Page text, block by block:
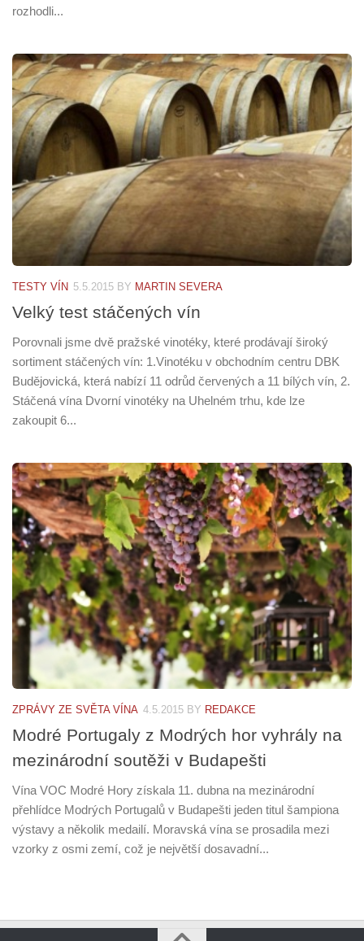
rozhodli...
TESTY VÍN 5.5.2015 BY MARTIN SEVERA
Velký test stáčených vín
Porovnali jsme dvě pražské vinotéky, které prodávají široký
sortiment stáčených vín: 1.Vinotéku v obchodním centru DBK
Budějovická, která nabízí 11 odrůd červených a 11 bílých vín, 2.
Stáčená vína Dvorní vinotéky na Uhelném trhu, kde lze
zakoupit 6...
ZPRÁVY ZE SVĚTA VÍNA 4.5.2015 BY REDAKCE
Modré Portugaly z Modrých hor vyhrály na
mezinárodní soutěži v Budapešti
Vína VOC Modré Hory získala 11. dubna na mezinárodní
přehlídce Modrých Portugalů v Budapešti jeden titul šampiona
výstavy a několik medailí. Moravská vína se prosadila mezi
vzorky z osmi zemí, což je největší dosavadní...